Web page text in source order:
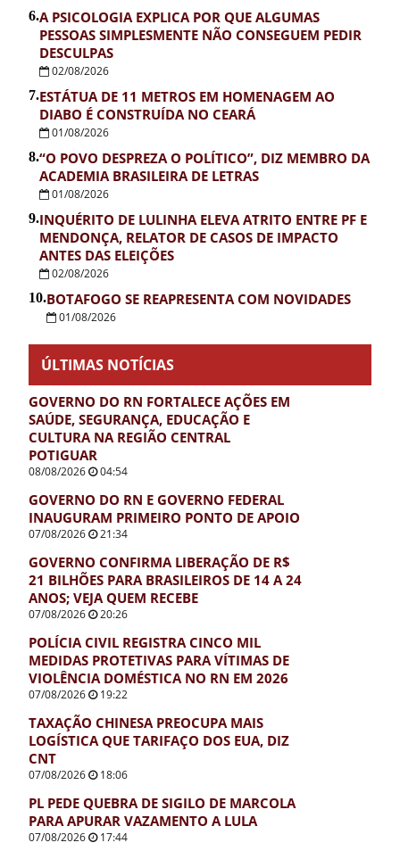
6.A PSICOLOGIA EXPLICA POR QUE ALGUMAS
PESSOAS SIMPLESMENTE NÃO CONSEGUEM PEDIR
DESCULPAS
02/08/2026
7.ESTÁTUA DE 11 METROS EM HOMENAGEM AO
DIABO É CONSTRUÍDA NO CEARÁ
01/08/2026
8.“O POVO DESPREZA O POLÍTICO”, DIZ MEMBRO DA
ACADEMIA BRASILEIRA DE LETRAS
01/08/2026
9.INQUÉRITO DE LULINHA ELEVA ATRITO ENTRE PF E
MENDONÇA, RELATOR DE CASOS DE IMPACTO
ANTES DAS ELEIÇÕES
02/08/2026
10.BOTAFOGO SE REAPRESENTA COM NOVIDADES
01/08/2026
ÚLTIMAS NOTÍCIAS
GOVERNO DO RN FORTALECE AÇÕES EM
SAÚDE, SEGURANÇA, EDUCAÇÃO E
CULTURA NA REGIÃO CENTRAL
POTIGUAR
08/08/2026 04:54
GOVERNO DO RN E GOVERNO FEDERAL
INAUGURAM PRIMEIRO PONTO DE APOIO
07/08/2026 21:34
GOVERNO CONFIRMA LIBERAÇÃO DE R$
21 BILHÕES PARA BRASILEIROS DE 14 A 24
ANOS; VEJA QUEM RECEBE
07/08/2026 20:26
POLÍCIA CIVIL REGISTRA CINCO MIL
MEDIDAS PROTETIVAS PARA VÍTIMAS DE
VIOLÊNCIA DOMÉSTICA NO RN EM 2026
07/08/2026 19:22
TAXAÇÃO CHINESA PREOCUPA MAIS
LOGÍSTICA QUE TARIFAÇO DOS EUA, DIZ
CNT
07/08/2026 18:06
PL PEDE QUEBRA DE SIGILO DE MARCOLA
PARA APURAR VAZAMENTO A LULA
07/08/2026 17:44